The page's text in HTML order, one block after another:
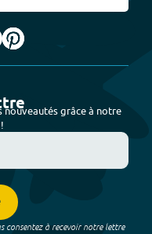
nouveautés grâce à notre
consentez à recevoir notre lettre